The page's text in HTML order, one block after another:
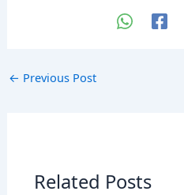
← Previous Post
Related Posts